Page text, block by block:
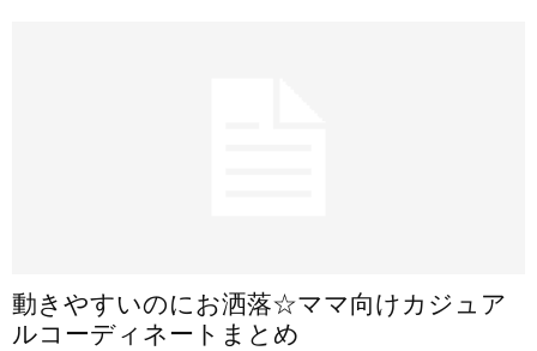
動きやすいのにお洒落☆ママ向けカジュア
ルコーディネートまとめ